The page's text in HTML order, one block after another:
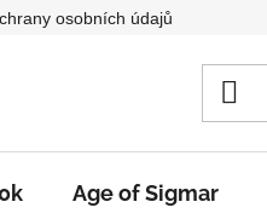
osobních údajů
Age of Sigmar